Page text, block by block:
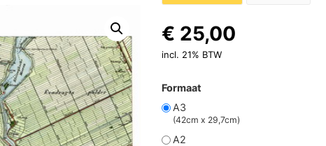
Formaat
A3
(42cm x 29,7cm)
A2
€ 25,00
incl. 21% BTW